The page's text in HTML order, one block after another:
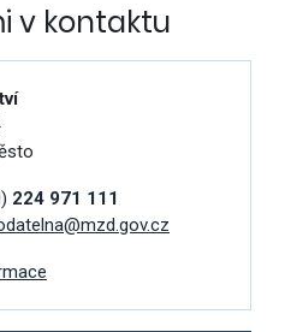
v kontaktu
224 971 111